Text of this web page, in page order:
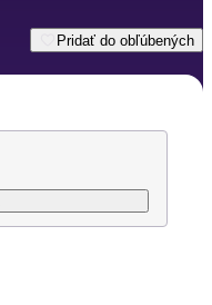
Pridať do obľúbených